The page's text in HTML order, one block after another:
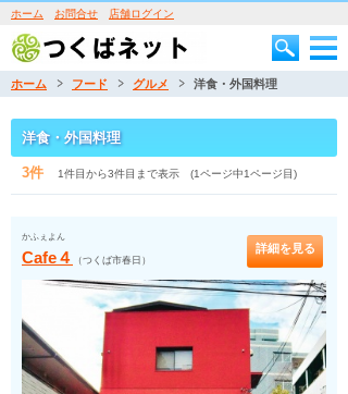
ホーム お問合せ 店舗ログイン
ホーム フード グルメ 洋食・外国料理
洋食・外国料理
3件 1件目から3件目まで表示 (1ページ中1ページ目)
かふぇよん
Cafe４ （つくば市春日）
詳細を見る